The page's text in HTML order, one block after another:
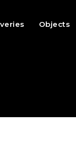
Objects